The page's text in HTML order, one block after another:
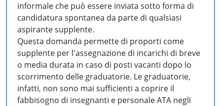
informale che può essere inviata sotto forma di
candidatura spontanea da parte di qualsiasi
aspirante supplente.
Questa domanda permette di proporti come
supplente per l'assegnazione di incarichi di breve
o media durata in caso di posti vacanti dopo lo
scorrimento delle graduatorie. Le graduatorie,
infatti, non sono mai sufficienti a coprire il
fabbisogno di insegnanti e personale ATA negli